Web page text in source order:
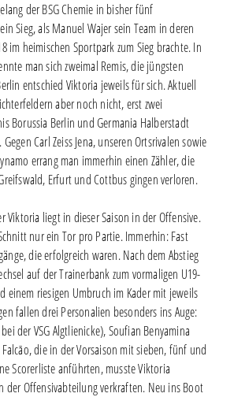
der BSG Chemie in bisher fünf
Sieg, als Manuel Wajer sein Team in deren
im heimischen Sportpark zum Sieg brachte. In
man sich zweimal Remis, die jüngsten
entschied Viktoria jeweils für sich. Aktuell
aber noch nicht, erst zwei
Borussia Berlin und Germania Halberstadt
Carl Zeiss Jena, unseren Ortsrivalen sowie
errang man immerhin einen Zähler, die
Erfurt und Cottbus gingen verloren.
Viktoria liegt in dieser Saison in der Offensive.
nur ein Tor pro Partie. Immerhin: Fast
die erfolgreich waren. Nach dem Abstieg
auf der Trainerbank zum vormaligen U19-
einem riesigen Umbruch im Kader mit jeweils
fallen drei Personalien besonders ins Auge:
der VSG Algtlienicke), Soufian Benyamina
die in der Vorsaison mit sieben, fünf und
Scorerliste anführten, musste Viktoria
der Offensivabteilung verkraften. Neu ins Boot